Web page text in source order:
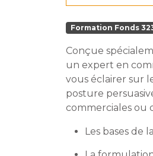
Formation Fonds
Conçue
un expert en
vous éclairer sur
posture
commerciales ou
Les bases de